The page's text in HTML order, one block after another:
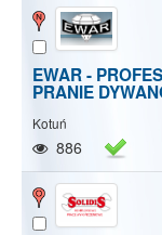
EWAR -
PRANIE
Kotuń
886